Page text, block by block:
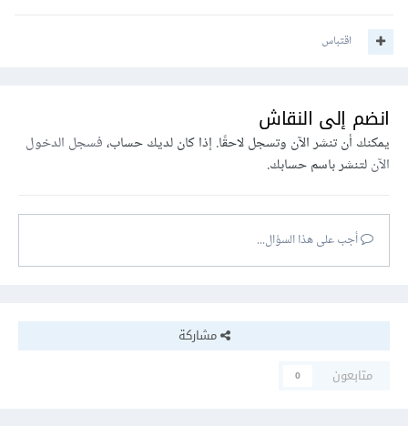
اقتباس
انضم إلى النقاش
يمكنك أن تنشر الآن وتسجل لاحقًا. إذا كان لديك حساب،فسجل الدخول
الآنلتنشر باسم حسابك.
أجب على هذا السؤال...
مشاركة
متابعون
0